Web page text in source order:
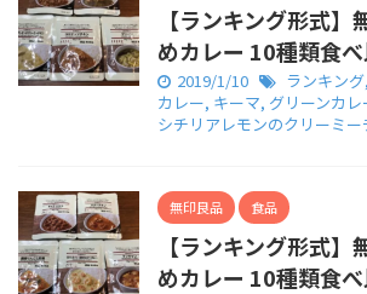
【ランキング形式】
めカレー 10種類食
2019/1/10 ランキング,
カレー, キーマ, グリーンカレ
シチリアレモンのクリーミー
無印良品 食品
【ランキング形式】
めカレー 10種類食